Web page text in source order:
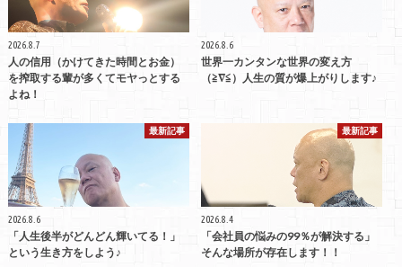
2026.8.7
人の信用（かけてきた時間とお金）
を搾取する輩が多くてモヤっとする
よね！
2026.8.6
世界一カンタンな世界の変え方
（≧∇≦）人生の質が爆上がりします♪
最新記事
2026.8.6
「人生後半がどんどん輝いてる！」
という生き方をしよう♪
最新記事
2026.8.4
「会社員の悩みの99％が解決する」
そんな場所が存在します！！